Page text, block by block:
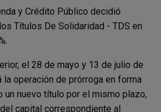
y Crédito Público decidió
Títulos De Solidaridad - TDS en
el 28 de mayo y 13 de julio de
la operación de prórroga en forma
un nuevo título por el mismo plazo,
capital correspondiente al